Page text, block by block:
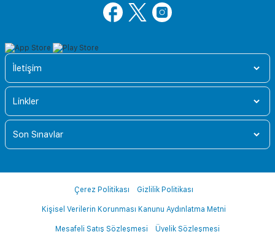
İletişim
Linkler
Son Sınavlar
Çerez Politikası Gizlilik Politikası
Kişisel Verilerin Korunması Kanunu Aydınlatma Metni
Mesafeli Satış Sözleşmesi Üyelik Sözleşmesi